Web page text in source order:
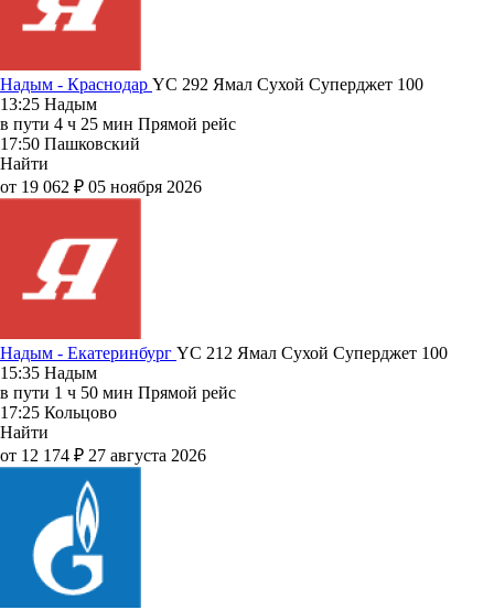
Надым - Краснодар YC 292 Ямал Сухой Суперджет 100
13:25 Надым
в пути 4 ч 25 мин Прямой рейс
17:50 Пашковский
Найти
от 19 062 ₽ 05 ноября 2026
Надым - Екатеринбург YC 212 Ямал Сухой Суперджет 100
15:35 Надым
в пути 1 ч 50 мин Прямой рейс
17:25 Кольцово
Найти
от 12 174 ₽ 27 августа 2026